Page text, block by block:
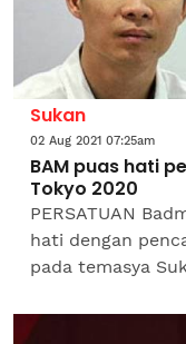
Sukan
02 Aug 2021 07:25am
BAM puas hati
Tokyo 2020
PERSATUAN
hati dengan
pada temasya
secara...